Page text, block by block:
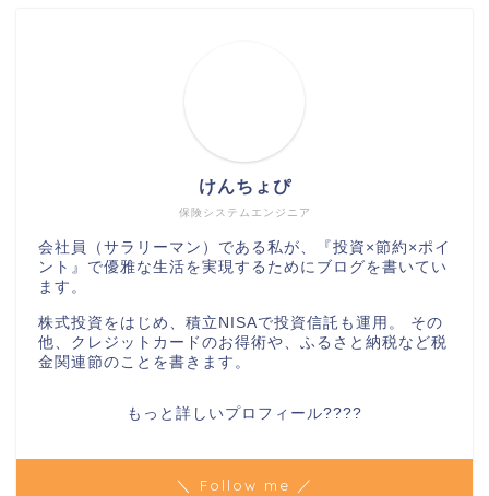
保険システムエンジニア
けんちょぴ
会社員（サラリーマン）である私が、『投資×節約×ポイ
ント』で優雅な生活を実現するためにブログを書いてい
ます。
株式投資をはじめ、積立NISAで投資信託も運用。 その
他、クレジットカードのお得術や、ふるさと納税など税
金関連節のことを書きます。
もっと詳しいプロフィール????
＼ Follow me ／